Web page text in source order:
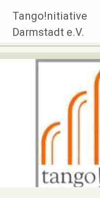
Inhalt
springen
Tango!nitiative
Darmstadt e.V.